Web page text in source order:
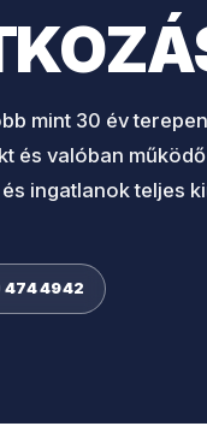
mint 30 év
és valóban
ingatlanok teljes
474 4942